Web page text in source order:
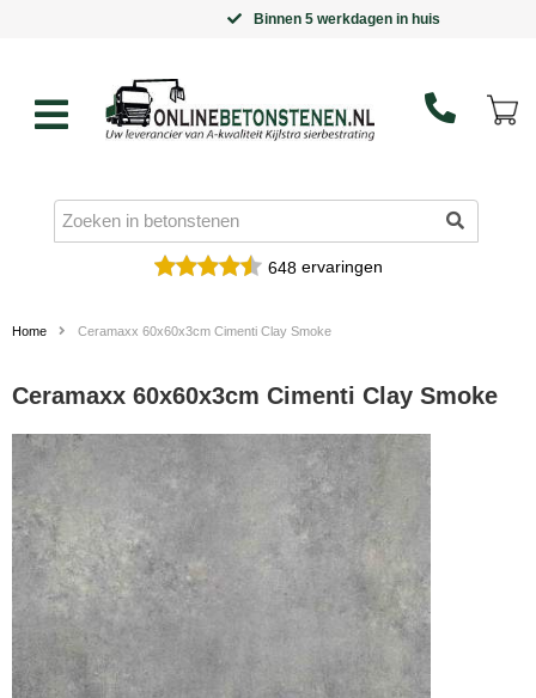
Binnen 5 werkdagen in huis
648ervaringen
Home Ceramaxx 60x60x3cm Cimenti Clay Smoke
Ceramaxx 60x60x3cm Cimenti Clay Smoke